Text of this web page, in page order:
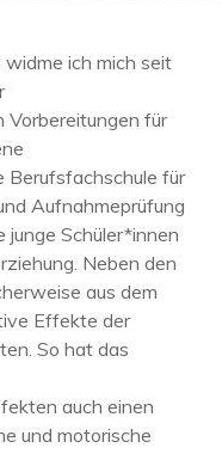
ich mich seit
Vorbereitungen für
Berufsfachschule für
Aufnahmeprüfung
junge Schüler*innen
Neben den
aus dem
Effekte der
So hat das
auch einen
und motorische